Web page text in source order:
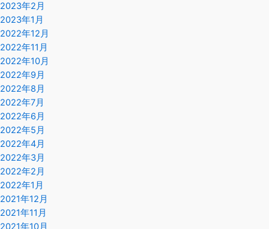
2023年2月
2023年1月
2022年12月
2022年11月
2022年10月
2022年9月
2022年8月
2022年7月
2022年6月
2022年5月
2022年4月
2022年3月
2022年2月
2022年1月
2021年12月
2021年11月
2021年10月